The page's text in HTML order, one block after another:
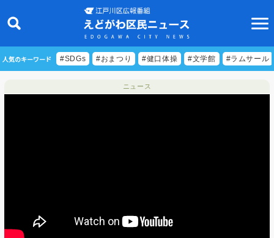
人気のキーワード #SDGs #おまつり #健口体操 #文学館 #ラムサール
ニュース